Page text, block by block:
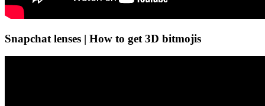
Snapchat lenses | How to get 3D bitmojis